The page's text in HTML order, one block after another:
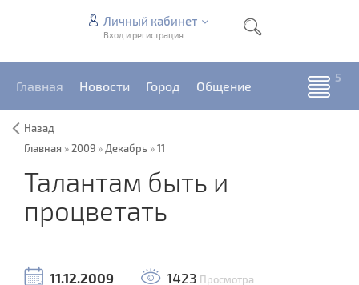
Личный кабинет
Вход и регистрация
Главная Новости Город Общение
Назад
Главная » 2009 » Декабрь »11
Талантам быть и
процветать
11.12.2009 1423 Просмотра